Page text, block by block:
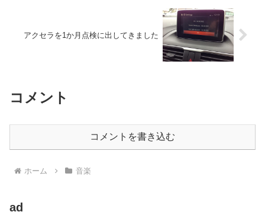
アクセラを1か月点検に出してきました
コメント
コメントを書き込む
ホーム 音楽
ad